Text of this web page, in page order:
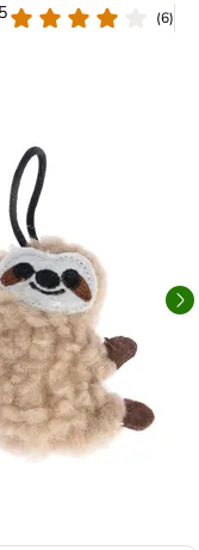
(6)